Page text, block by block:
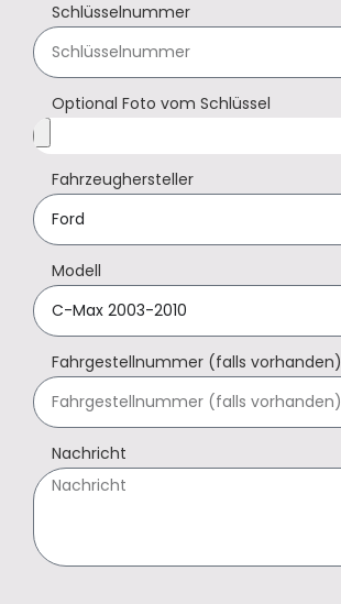
Schlüsselnummer
Optional Foto vom Schlüssel
Fahrzeughersteller
Modell
Fahrgestellnummer (falls vorhanden)
Nachricht